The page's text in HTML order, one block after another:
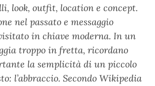
look, outfit, location e concept.
nel passato e messaggio
in chiave moderna. In un
troppo in fretta, ricordano
la semplicità di un piccolo
l’abbraccio. Secondo Wikipedia